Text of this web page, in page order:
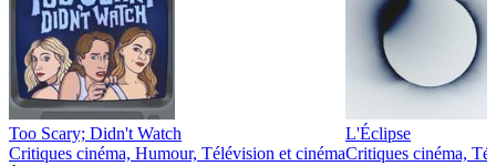
Too Scary; Didn't Watch
Critiques cinéma, Humour, Télévision et cinéma
L'Éclipse
Critiques cinéma,